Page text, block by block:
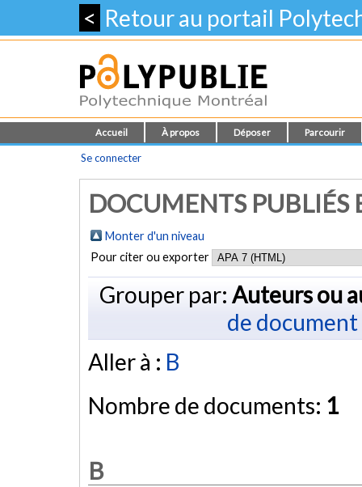
< Retour au portail
Accueil À propos Déposer Parcourir
Se connecter
DOCUMENTS PUBLIÉS
Monter d'un niveau
Pour citer ou exporter
Grouper par: Auteurs ou
de document
Aller à : B
Nombre de documents: 1
B